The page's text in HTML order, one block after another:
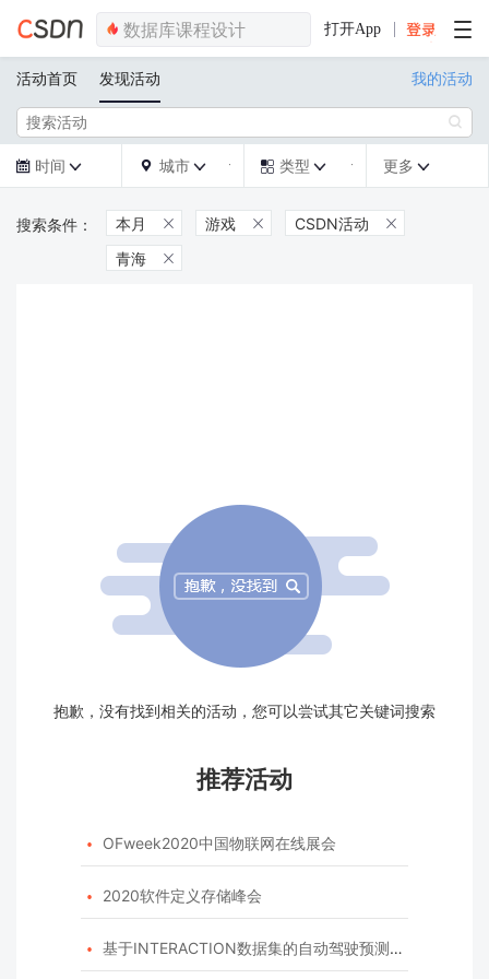
打开App
活动首页 发现活动 我的活动

 时间   城市   类型  更多 
本月  游戏  CSDN活动 
青海 
抱歉，没有找到相关的活动，您可以尝试其它关键词搜索
推荐活动
 OFweek2020中国物联网在线展会
 2020软件定义存储峰会
 基于INTERACTION数据集的自动驾驶预测模型挑战赛